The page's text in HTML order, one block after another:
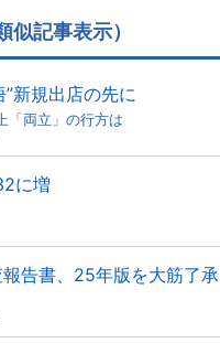
似記事表示）
”新規出店の先に
「両立」の行方は
に増
告書、25年版を大筋了承